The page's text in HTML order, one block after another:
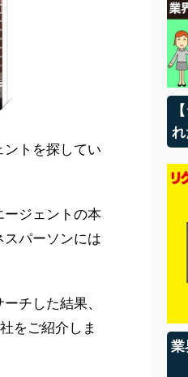
トを探してい
ジェントの本
パーソンには
チした結果、
をご紹介しま
業